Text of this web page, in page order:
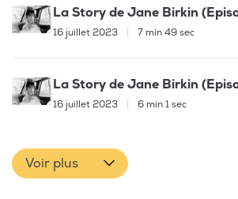
La Story de Jane Birkin
16 juillet 2023 7 min 49 sec
La Story de Jane Birkin
16 juillet 2023 6 min 1 sec
Voir plus